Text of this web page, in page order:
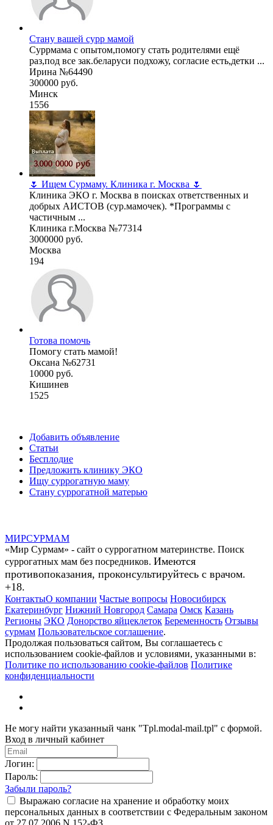
Стану вашей сурр мамой
Суррмама с опытом,помогу стать родителями ещё
раз,под все зак.беларуси подхожу, согласие есть,детки ...
Ирина №64490
300000 руб.
Минск
1556
🌷 Ищем Сурмаму. Клиника г. Москва 🌷
Клиника ЭКО г. Москва в поисках ответственных и
добрых АИСТОВ (сур.мамочек). *Программы с
частичным ...
Клиника г.Москва №77314
3000000 руб.
Москва
194
Готова помочь
Помогу стать мамой!
Оксана №62731
10000 руб.
Кишинев
1525
Добавить объявление
Статьи
Бесплодие
Предложить клинику ЭКО
Ищу суррогатную маму
Стану суррогатной матерью
МИРСУРМАМ
«Мир Сурмам» - сайт о суррогатном материнстве. Поиск
суррогатных мам без посредников. Имеются
противопоказания, проконсультируйтесь с врачом.
+18.
КонтактыО компании Частые вопросы Новосибирск
Екатеринбург Нижний Новгород Самара Омск Казань
Регионы ЭКО Донорство яйцеклеток Беременность Отзывы
сурмам Пользовательское соглашение.
Продолжая пользоваться сайтом, Вы соглашаетесь с
использованием cookie-файлов и условиями, указанными в:
Политике по использованию cookie-файлов Политике
конфиденциальности
Не могу найти указанный чанк "Tpl.modal-mail.tpl" с формой.
Вход в личный кабинет
Логин:
Пароль:
Забыли пароль?
Выражаю согласие на хранение и обработку моих
персональных данных в соответствии с Федеральным законом
от 27.07.2006 N 152-ФЗ